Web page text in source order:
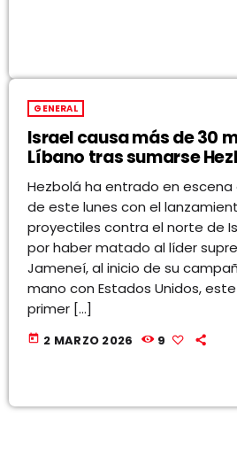
GENERAL
Israel causa más de 30
Líbano tras sumarse
Hezbolá ha entrado en
de este lunes con el
proyectiles contra el norte de
por haber matado al líder
Jameneí, al inicio de su
mano con Estados Unidos,
primer […]
today 2 MARZO 2026 9